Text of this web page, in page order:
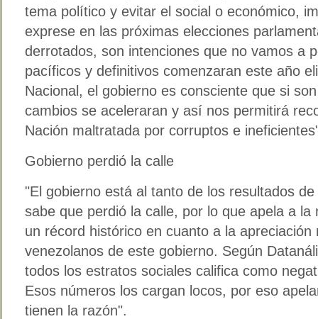
tema político y evitar el social o económico,
exprese en las próximas elecciones
derrotados, son intenciones que no vamos a
pacíficos y definitivos comenzaran este año
Nacional, el gobierno es consciente que si
cambios se aceleraran y así nos permitirá
Nación maltratada por corruptos e
Gobierno perdió la calle
"El gobierno está al tanto de los resultados
sabe que perdió la calle, por lo que apela a
un récord histórico en cuanto a la apreciación
venezolanos de este gobierno. Según
todos los estratos sociales califica como
Esos números los cargan locos, por eso
tienen la razón".